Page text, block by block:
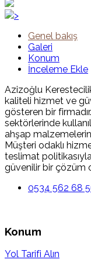
>
Genel bakış
Galeri
Konum
İnceleme Ekle
Azizoğlu
kaliteli hizmet ve
gösteren bir
sektörlerinde
ahşap malzemelerin
Müşteri odaklı
teslimat
güvenilir bir çözüm
0534 562 68
Konum
Yol Tarifi Alın